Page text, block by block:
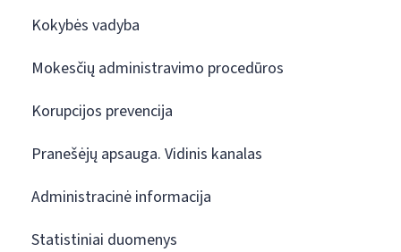
Kokybės vadyba
Mokesčių administravimo procedūros
Korupcijos prevencija
Pranešėjų apsauga. Vidinis kanalas
Administracinė informacija
Statistiniai duomenys